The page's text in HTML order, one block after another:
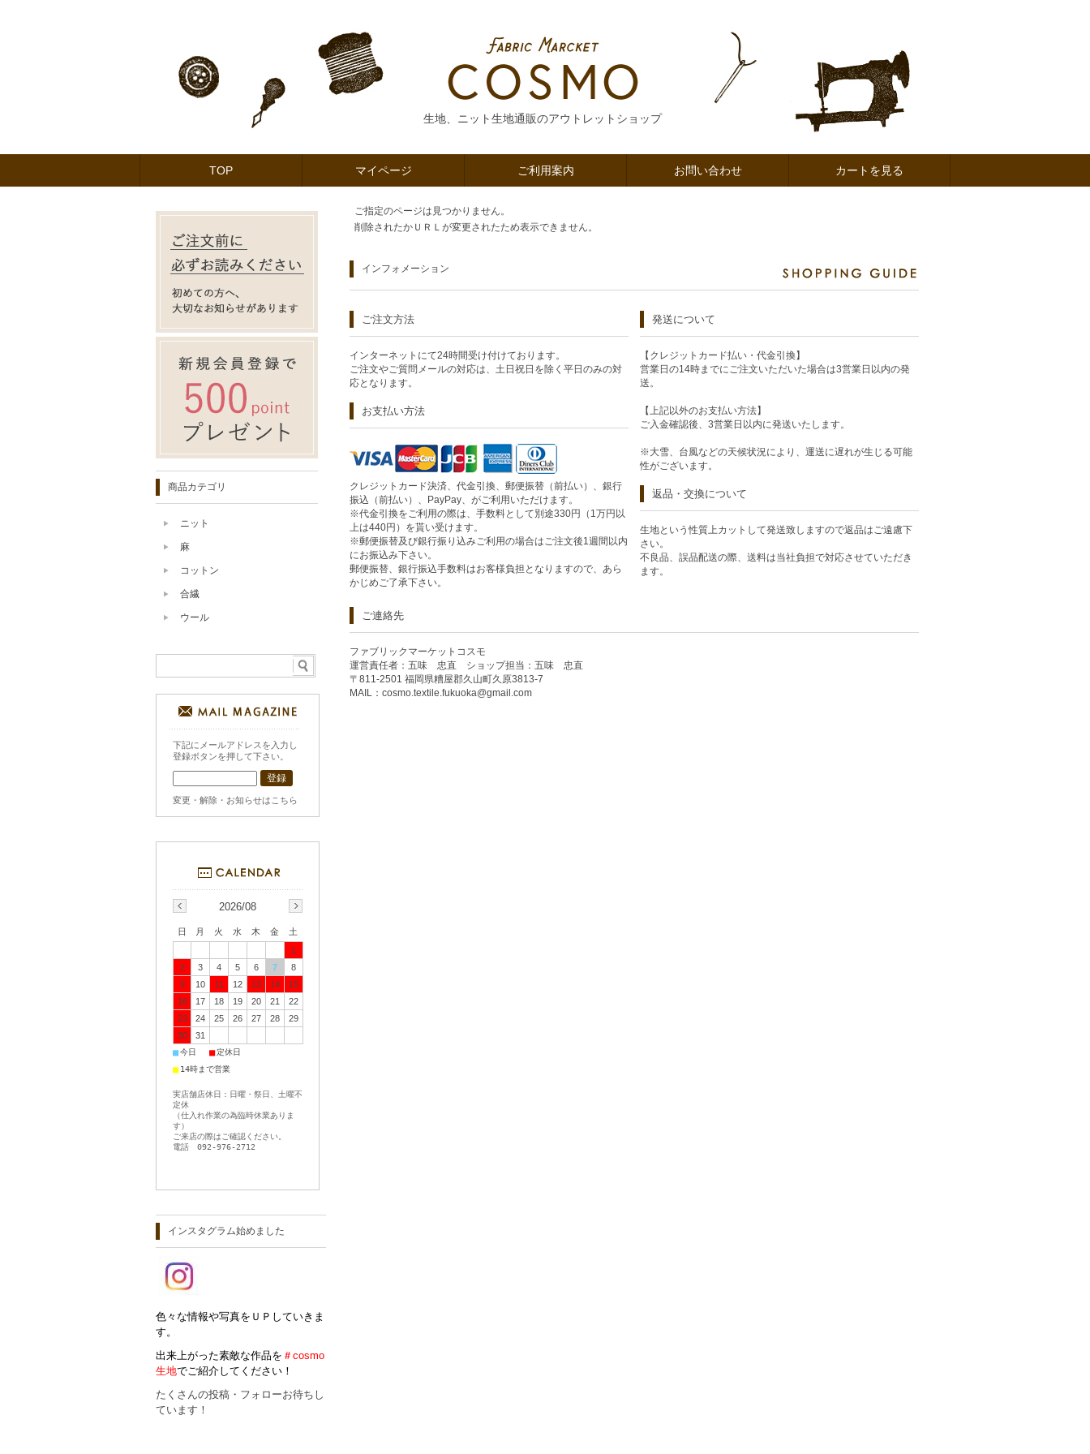
生地、ニット生地通販のアウトレットショップ
TOP マイページ ご利用案内 お問い合わせ カートを見る
ご指定のページは見つかりません。
削除されたかＵＲＬが変更されたため表示できません。
インフォメーション
ご注文方法
インターネットにて24時間受け付けております。
ご注文やご質問メールの対応は、土日祝日を除く平日のみの対
応となります。
お支払い方法
クレジットカード決済、代金引換、郵便振替（前払い）、銀行
振込（前払い）、PayPay、がご利用いただけます。
※代金引換をご利用の際は、手数料として別途330円（1万円以
上は440円）を貰い受けます。
※郵便振替及び銀行振り込みご利用の場合はご注文後1週間以内
にお振込み下さい。
郵便振替、銀行振込手数料はお客様負担となりますので、あら
かじめご了承下さい。
発送について
【クレジットカード払い・代金引換】
営業日の14時までにご注文いただいた場合は3営業日以内の発
送。
【上記以外のお支払い方法】
ご入金確認後、3営業日以内に発送いたします。
※大雪、台風などの天候状況により、運送に遅れが生じる可能
性がございます。
返品・交換について
生地という性質上カットして発送致しますので返品はご遠慮下
さい。
不良品、誤品配送の際、送料は当社負担で対応させていただき
ます。
ご連絡先
ファブリックマーケットコスモ
運営責任者：五味 忠直 ショップ担当：五味 忠直
〒811-2501 福岡県糟屋郡久山町久原3813-7
MAIL： cosmo.textile.fukuoka@gmail.com
商品カテゴリ
ニット
麻
コットン
合繊
ウール
下記にメールアドレスを入力し
登録ボタンを押して下さい。
変更・解除・お知らせはこちら
2026/08
日 月 火 水 木 金
土
1
2
3 4 5 6 7
8
9
10 11 12 13 14
15
16
17 18 19 20 21
22
23
24 25 26 27 28
29
30
31
■今日 ■定休日
■ 14時まで営業
実店舗店休日：日曜・祭日、土曜不
定休
（仕入れ作業の為臨時休業ありま
す）
ご来店の際はご確認ください。
電話 092-976-2712
インスタグラム始めました
色々な情報や写真をＵＰしていきま
す。
出来上がった素敵な作品を ＃cosmo
生地でご紹介してください！
たくさんの投稿・フォローお待ちし
ています！